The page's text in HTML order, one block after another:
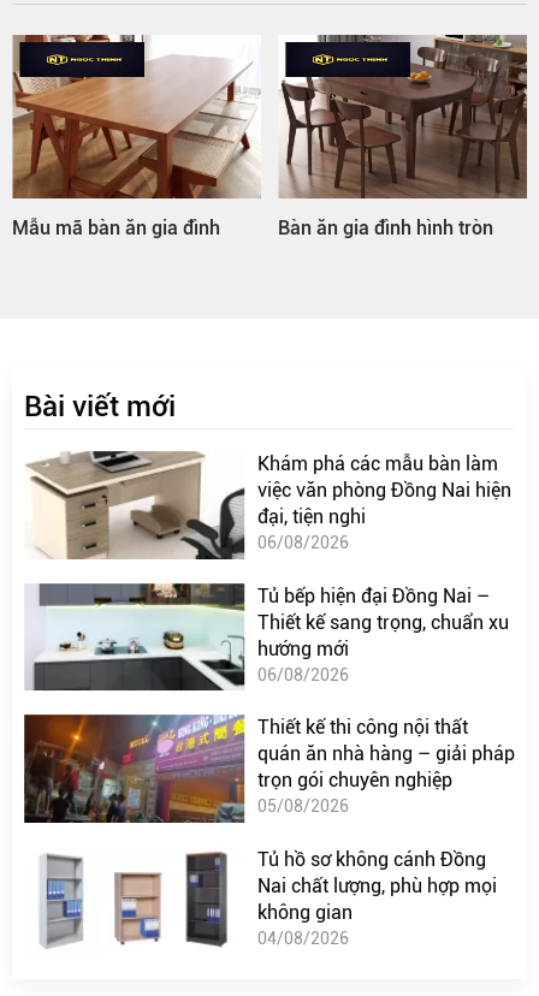
Mẫu mã bàn ăn gia đình Bàn ăn gia đình hình tròn
Bài viết mới
Khám phá các mẫu bàn làm
việc văn phòng Đồng Nai hiện
đại, tiện nghi
06/08/2026
Tủ bếp hiện đại Đồng Nai –
Thiết kế sang trọng, chuẩn xu
hướng mới
06/08/2026
Thiết kế thi công nội thất
quán ăn nhà hàng – giải pháp
trọn gói chuyên nghiệp
05/08/2026
Tủ hồ sơ không cánh Đồng
Nai chất lượng, phù hợp mọi
không gian
04/08/2026